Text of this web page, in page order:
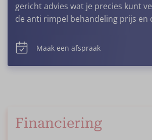
gericht advies wat je precies kunt
de anti rimpel behandeling prijs en
Maak een afspraak
Financiering